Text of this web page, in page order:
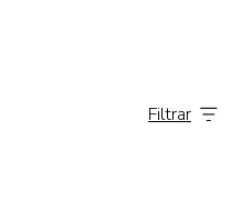
a sua expectativa.
Filtrar